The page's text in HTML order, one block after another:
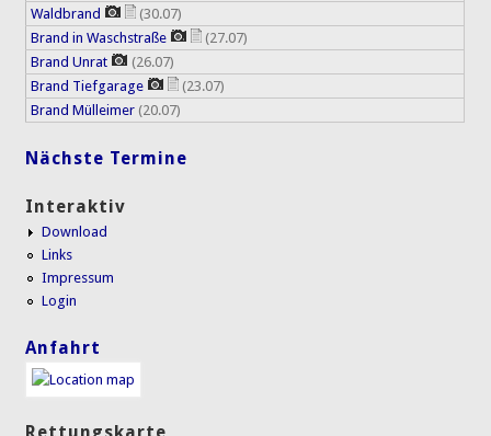
Waldbrand
(30.07)
Brand in Waschstraße
(27.07)
Brand Unrat
(26.07)
Brand Tiefgarage
(23.07)
Brand Mülleimer (20.07)
Nächste Termine
Interaktiv
Download
Links
Impressum
Login
Anfahrt